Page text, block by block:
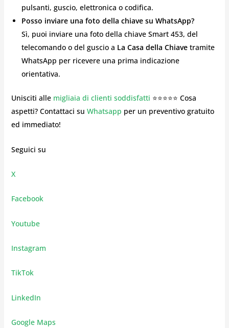
pulsanti, guscio, elettronica o codifica.
Posso inviare una foto della chiave su WhatsApp?
Sì, puoi inviare una foto della chiave Smart 453, del
telecomando o del guscio a La Casa della Chiavetramite
WhatsApp per ricevere una prima indicazione
orientativa.
Unisciti alle migliaia di clienti soddisfatti ⭐⭐⭐⭐⭐ Cosa
aspetti? Contattaci su Whatsapp per un preventivo gratuito
ed immediato!
Seguici su
X
Facebook
Youtube
Instagram
TikTok
LinkedIn
Google Maps